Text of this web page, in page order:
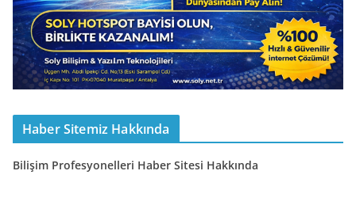
Haber Sitemiz Hakkında
Bilişim Profesyonelleri Haber Sitesi Hakkında